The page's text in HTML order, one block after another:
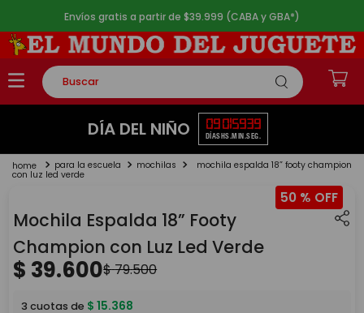
Envíos gratis a partir de $39.999 (CABA y GBA*)
Buscar
TÉRMINOS MÁS BUSCADOS
2.
lego
4.
monopatin
5. toy story
DÍA DEL NIÑO 09
DÍAS
01
HS.
59
MIN.
39
SEG.
para la escuela mochilas mochila espalda 18” footy champion
con luz led verde
50 %
Mochila Espalda 18” Footy
Champion con Luz Led Verde
$ 39.600$79.500
3 cuotas de $ 15.368